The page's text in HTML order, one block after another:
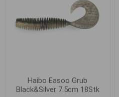
Haibo Easoo Grub
Black&Silver 7.5cm 18Stk